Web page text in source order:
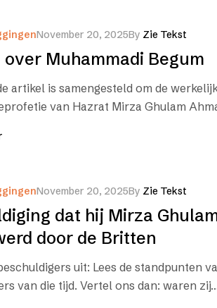
November 20, 2025By Zie Tekst
over Muhammadi Begum
artikel is samengesteld om de
van Hazrat Mirza Ghulam
November 20, 2025By Zie Tekst
dat hij Mirza
door de Britten
uit: Lees de standpunten
van die tijd. Vertel ons dan: waren